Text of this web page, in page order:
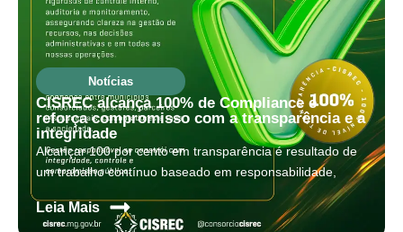
Notícias
CISREC alcança 100% de Compliance e
reforça compromisso com a transparência e a
integridade
Alcançar 100 por cento em transparência é resultado de
um trabalho contínuo baseado em responsabilidade,
Leia Mais